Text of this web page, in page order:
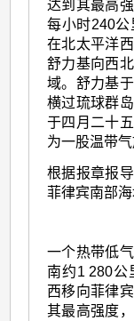
达到其最高
每小时240
在北太平洋
舒力基向西
域。舒力基
横过琉球群
于四月二十
为一股温带气
根据报章报
菲律宾南部
一个热带低
南约1 280公
西移向菲律
其最高强度